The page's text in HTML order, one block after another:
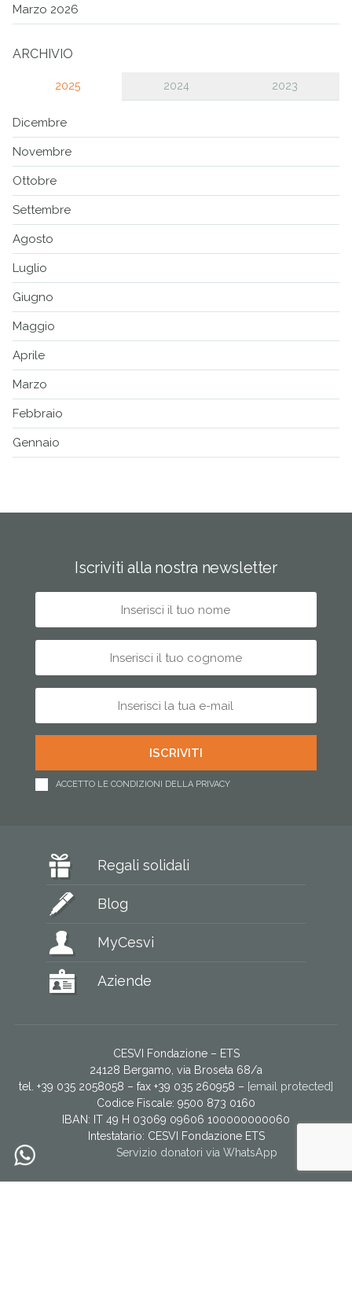
Marzo 2026
ARCHIVIO
2025 2024 2023
Dicembre
Novembre
Ottobre
Settembre
Agosto
Luglio
Giugno
Maggio
Aprile
Marzo
Febbraio
Gennaio
Iscriviti alla nostra newsletter
ACCETTO LE CONDIZIONI DELLA PRIVACY
Regali solidali
Blog
MyCesvi
Aziende
CESVI Fondazione – ETS
24128 Bergamo, via Broseta 68/a
tel. +39 035 2058058 – fax +39 035 260958 – [email protected]
Codice Fiscale: 9500 873 0160
IBAN: IT 49 H 03069 09606 100000000060
Intestatario: CESVI Fondazione ETS
Servizio donatori via WhatsApp